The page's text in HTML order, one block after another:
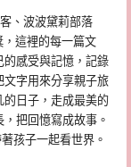
、波波黛莉部落
這裡的每一篇文
的感受與記憶，記錄
文字用來分享親子旅
的日子，走成最美的
把回憶寫成故事。
孩子一起看世界。